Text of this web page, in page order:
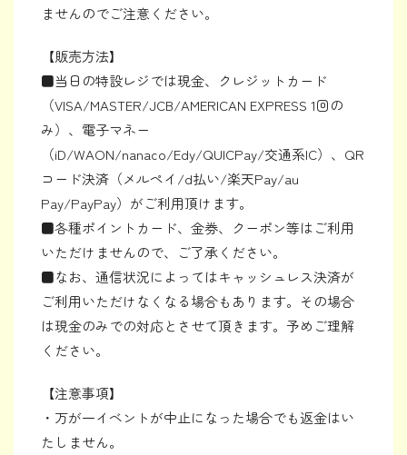
ませんのでご注意ください。
【販売方法】
■当日の特設レジでは現金、クレジットカード
（VISA/MASTER/JCB/AMERICAN EXPRESS 1回の
み）、電子マネー
（iD/WAON/nanaco/Edy/QUICPay/交通系IC）、QR
コード決済（メルペイ/d払い/楽天Pay/au
Pay/PayPay）がご利用頂けます。
■各種ポイントカード、金券、クーポン等はご利用
いただけませんので、ご了承ください。
■なお、通信状況によってはキャッシュレス決済が
ご利用いただけなくなる場合もあります。その場合
は現金のみでの対応とさせて頂きます。予めご理解
ください。
【注意事項】
・万が一イベントが中止になった場合でも返金はい
たしません。